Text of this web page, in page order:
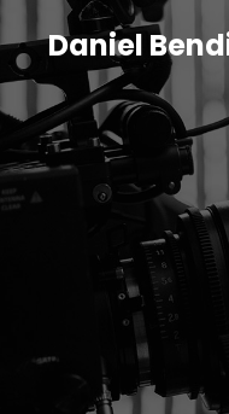
Daniel